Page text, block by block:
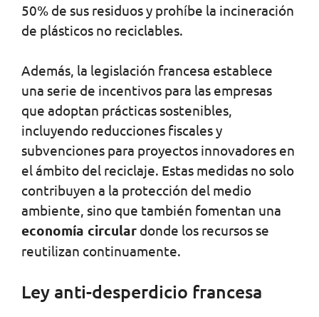
50% de sus residuos y prohíbe la incineración
de plásticos no reciclables.
Además, la legislación francesa establece
una serie de incentivos para las empresas
que adoptan prácticas sostenibles,
incluyendo reducciones fiscales y
subvenciones para proyectos innovadores en
el ámbito del reciclaje. Estas medidas no solo
contribuyen a la protección del medio
ambiente, sino que también fomentan una
economía circular donde los recursos se
reutilizan continuamente.
Ley anti-desperdicio francesa